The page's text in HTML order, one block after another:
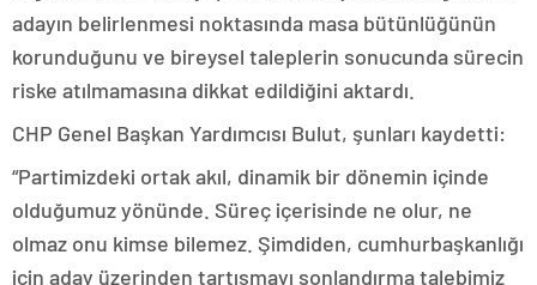
adayın belirlenmesi noktasında masa bütünlüğünün
korunduğunu ve bireysel taleplerin sonucunda sürecin
riske atılmamasına dikkat edildiğini aktardı.
CHP Genel Başkan Yardımcısı Bulut, şunları kaydetti:
“Partimizdeki ortak akıl, dinamik bir dönemin içinde
olduğumuz yönünde. Süreç içerisinde ne olur, ne
olmaz onu kimse bilemez. Şimdiden, cumhurbaşkanlığı
için aday üzerinden tartışmayı sonlandırma talebimiz